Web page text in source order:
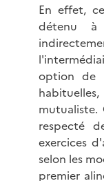
En effet,
détenu
option de
respecté
exercices
selon les
premier